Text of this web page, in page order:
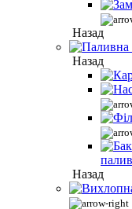
Назад
Назад
Назад